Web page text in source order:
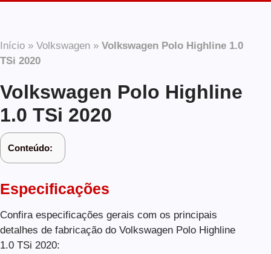
Início » Volkswagen » Volkswagen Polo Highline 1.0
TSi 2020
Volkswagen Polo Highline
1.0 TSi 2020
Conteúdo:
Especificações
Confira especificações gerais com os principais
detalhes de fabricação do Volkswagen Polo Highline
1.0 TSi 2020: